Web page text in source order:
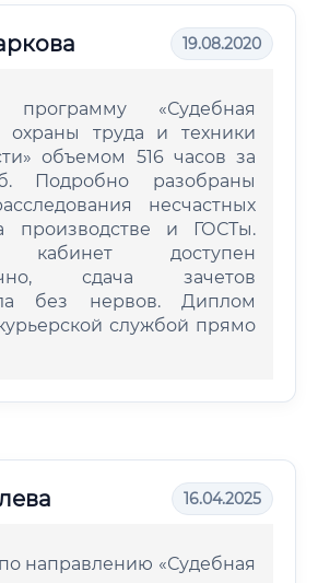
19.08.2020
программу «Судебная
охраны труда и техники
объемом 516 часов за
Подробно разобраны
несчастных
производстве и ГОСТы.
кабинет доступен
сдача зачетов
без нервов. Диплом
службой прямо
16.04.2025
направлению «Судебная